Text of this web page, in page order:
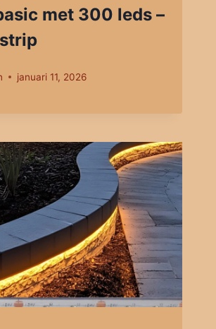
met 300 leds –
januari 11, 2026